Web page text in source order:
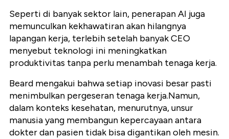
Seperti di banyak sektor lain, penerapan AI juga
memunculkan kekhawatiran akan hilangnya
lapangan kerja, terlebih setelah banyak CEO
menyebut teknologi ini meningkatkan
produktivitas tanpa perlu menambah tenaga kerja.
Beard mengakui bahwa setiap inovasi besar pasti
menimbulkan pergeseran tenaga kerja.Namun,
dalam konteks kesehatan, menurutnya, unsur
manusia yang membangun kepercayaan antara
dokter dan pasien tidak bisa digantikan oleh mesin.